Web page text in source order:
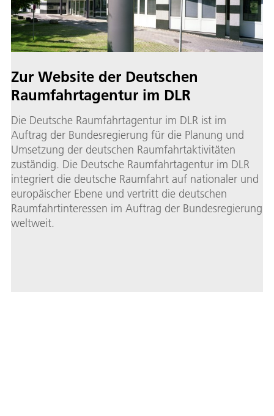
Zur Website der Deutschen
Raumfahrtagentur im DLR
Die Deutsche Raumfahrtagentur im DLR ist im
Auftrag der Bundesregierung für die Planung und
Umsetzung der deutschen Raumfahrtaktivitäten
zuständig. Die Deutsche Raumfahrtagentur im DLR
integriert die deutsche Raumfahrt auf nationaler und
europäischer Ebene und vertritt die deutschen
Raumfahrtinteressen im Auftrag der Bundesregierung
weltweit.